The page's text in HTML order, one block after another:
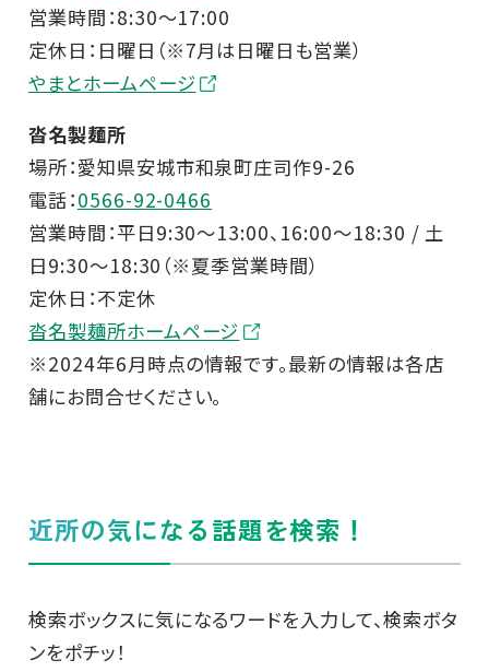
営業時間：8:30～17:00
定休日：日曜日（※7月は日曜日も営業）
やまとホームページ
沓名製麺所
場所：愛知県安城市和泉町庄司作9-26
電話：0566-92-0466
営業時間：平日9:30～13:00、16:00～18:30 / 土
日9:30～18:30（※夏季営業時間）
定休日：不定休
沓名製麺所ホームページ
※2024年6月時点の情報です。最新の情報は各店
舗にお問合せください。
近所の気になる話題を検索！
検索ボックスに気になるワードを入力して、検索ボタ
ンをポチッ！